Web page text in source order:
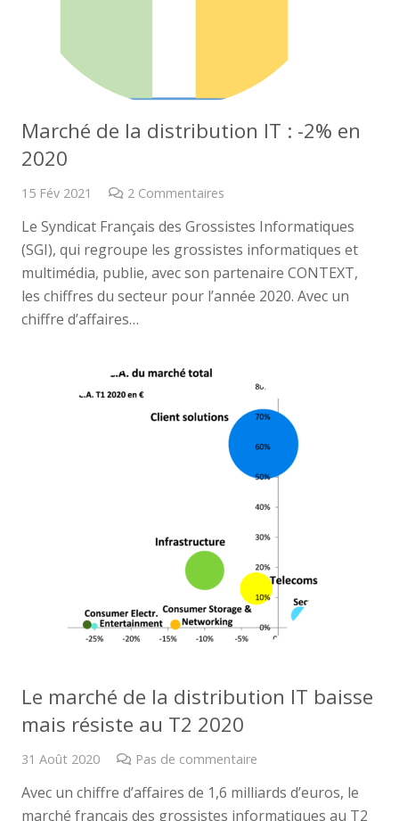
Marché de la distribution IT : -2% en
2020
15 Fév 2021 2 Commentaires
Le Syndicat Français des Grossistes Informatiques
(SGI), qui regroupe les grossistes informatiques et
multimédia, publie, avec son partenaire CONTEXT,
les chiffres du secteur pour l’année 2020. Avec un
chiffre d’affaires…
Le marché de la distribution IT baisse
mais résiste au T2 2020
31 Août 2020 Pas de commentaire
Avec un chiffre d’affaires de 1,6 milliards d’euros, le
marché français des grossistes informatiques au T2